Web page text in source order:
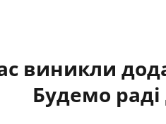
виникли
Будемо